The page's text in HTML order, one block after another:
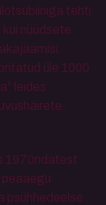
tehti
nüüdsete
üle 1000
leides
1970ndatest
psühhedeelse